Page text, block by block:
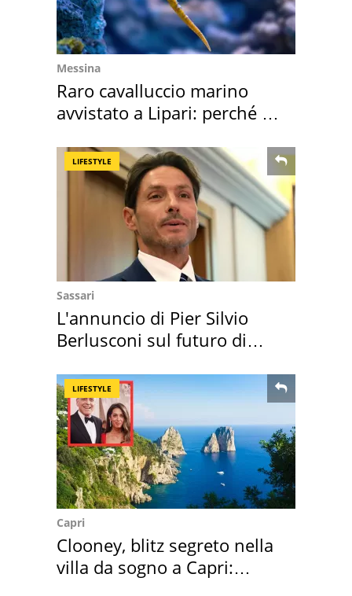
Messina
Raro cavalluccio marino
avvistato a Lipari: perché è
LIFESTYLE
Sassari
L'annuncio di Pier Silvio
Berlusconi sul futuro di
LIFESTYLE
Capri
Clooney, blitz segreto nella
villa da sogno a Capri: